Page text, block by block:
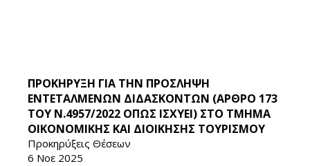
ΠΡΟΚΗΡΥΞΗ ΓΙΑ ΤΗΝ ΠΡΟΣΛΗΨΗ
ΕΝΤΕΤΑΛΜΕΝΩΝ ΔΙΔΑΣΚΟΝΤΩΝ (ΑΡΘΡΟ 173
ΤΟΥ Ν.4957/2022 ΟΠΩΣ ΙΣΧΥΕΙ) ΣΤΟ ΤΜΗΜΑ
ΟΙΚΟΝΟΜΙΚΗΣ ΚΑΙ ΔΙΟΙΚΗΣΗΣ ΤΟΥΡΙΣΜΟΥ
Προκηρύξεις Θέσεων
6 Νοε 2025